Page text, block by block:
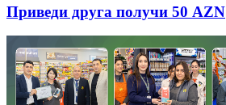
Приведи друга получи 50 AZN